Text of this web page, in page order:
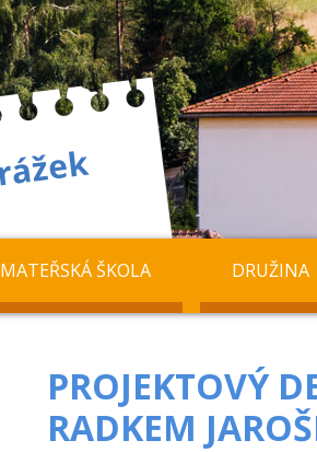
MATEŘSKÁ ŠKOLA DRUŽINA
PROJEKTOVÝ
RADKEM